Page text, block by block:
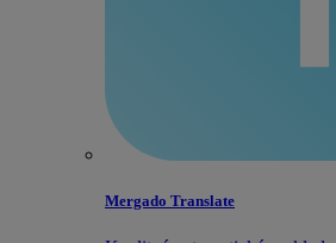
Mergado Translate